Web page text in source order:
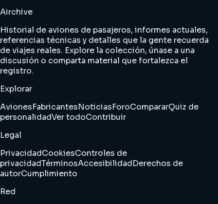
Airchive
Historial de aviones de pasajeros, informes actuales,
referencias técnicas y detalles que la gente recuerda
de viajes reales. Explore la colección, únase a una
discusión o comparta material que fortalezca el
registro.
Explorar
AvionesFabricantesNoticiasForoCompararQuiz de
personalidadVer todoContribuir
Legal
PrivacidadCookiesControles de
privacidadTérminosAccesibilidadDerechos de
autorCumplimiento
Red